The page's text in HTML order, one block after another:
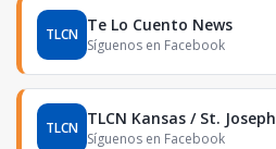
TLCN Te Lo Cuento News
Síguenos en Facebook
TLCN TLCN Kansas / St. Joseph
Síguenos en Facebook